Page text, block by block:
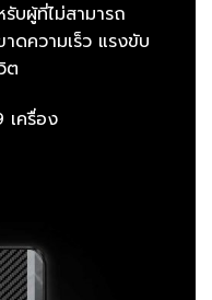
บผู้ที่ไม่สามารถ
ดความเร็ว แรงขับ
ต
เครื่อง